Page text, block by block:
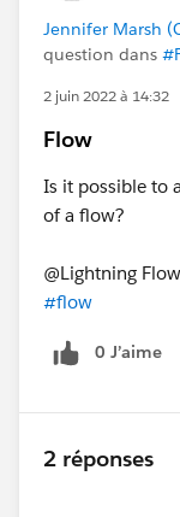
Jennifer Marsh
question dans
2 juin 2022 à 14:32
Flow
Is it possible to
of a flow?
@Lightning
#flow
0 J’aime
2 réponses